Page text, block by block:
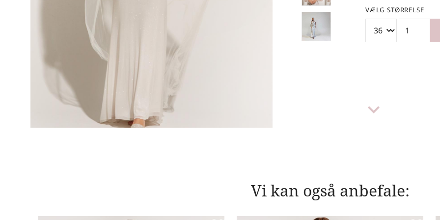
VÆLG STØRRELSE
keyboard_arrow_down
Vi kan også anbefale: